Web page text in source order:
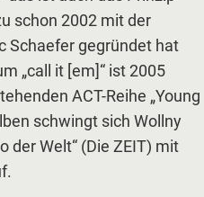
schon 2002 mit der
Schaefer gegründet hat
„call it [em]“ ist 2005
ACT-Reihe „Young
schwingt sich Wollny
der Welt“ (Die ZEIT) mit